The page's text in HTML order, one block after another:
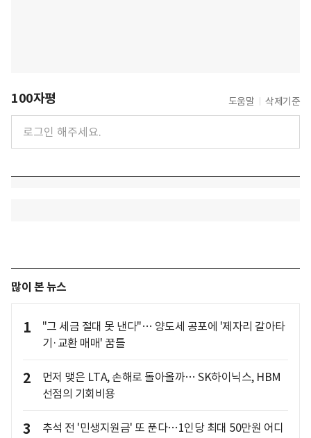
100자평 도움말 삭제기준
많이 본 뉴스
1
"그 세금 절대 못 낸다"… 양도세 공포에 '제자리 갈아타
기·교환 매매' 꿈틀
2
먼저 맺은 LTA, 손해로 돌아올까… SK하이닉스, HBM
선점의 기회비용
3
추석 전 '민생지원금' 또 푼다…1인당 최대 50만원 어디